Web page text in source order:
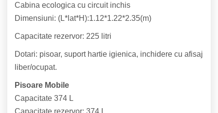
Cabina ecologica cu circuit inchis
Dimensiuni: (L*lat*H):1.12*1.22*2.35(m)
Capacitate rezervor: 225 litri
Dotari: pisoar, suport hartie igienica, inchidere cu afisaj
liber/ocupat.
Pisoare Mobile
Capacitate 374 L
Capacitate rezervor: 374 L